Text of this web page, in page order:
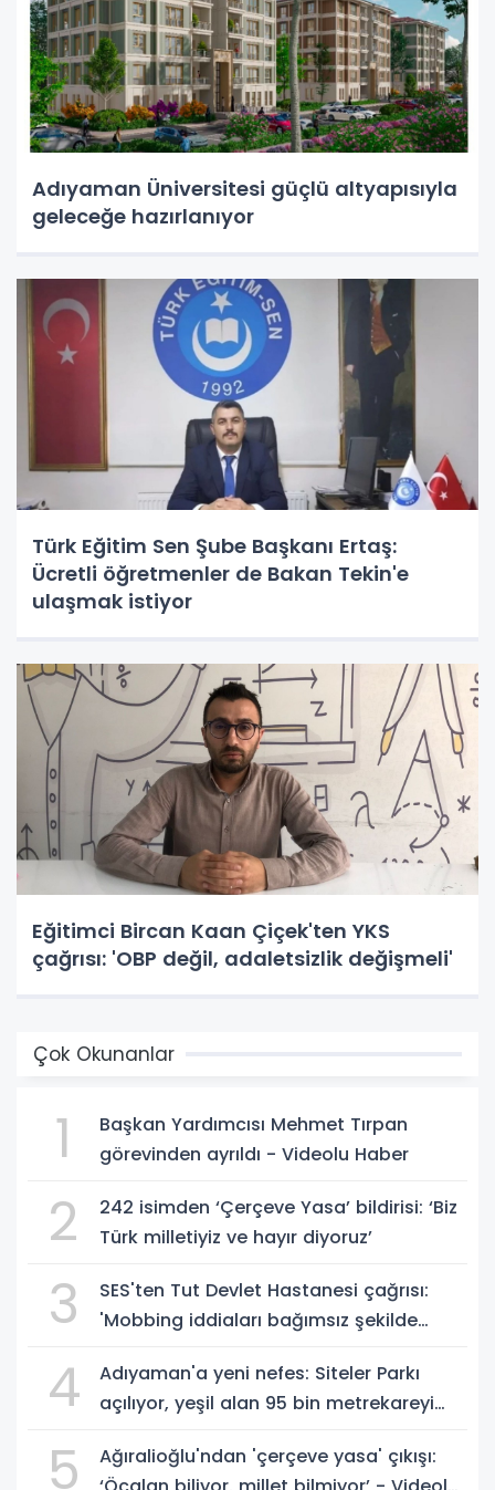
Adıyaman Üniversitesi güçlü altyapısıyla
geleceğe hazırlanıyor
Türk Eğitim Sen Şube Başkanı Ertaş:
Ücretli öğretmenler de Bakan Tekin'e
ulaşmak istiyor
Eğitimci Bircan Kaan Çiçek'ten YKS
çağrısı: 'OBP değil, adaletsizlik değişmeli'
Çok Okunanlar
1
Başkan Yardımcısı Mehmet Tırpan
görevinden ayrıldı - Videolu Haber
2
242 isimden ‘Çerçeve Yasa’ bildirisi: ‘Biz
Türk milletiyiz ve hayır diyoruz’
3
SES'ten Tut Devlet Hastanesi çağrısı:
'Mobbing iddiaları bağımsız şekilde
4
Adıyaman'a yeni nefes: Siteler Parkı
açılıyor, yeşil alan 95 bin metrekareyi
5
Ağıralioğlu'ndan 'çerçeve yasa' çıkışı: